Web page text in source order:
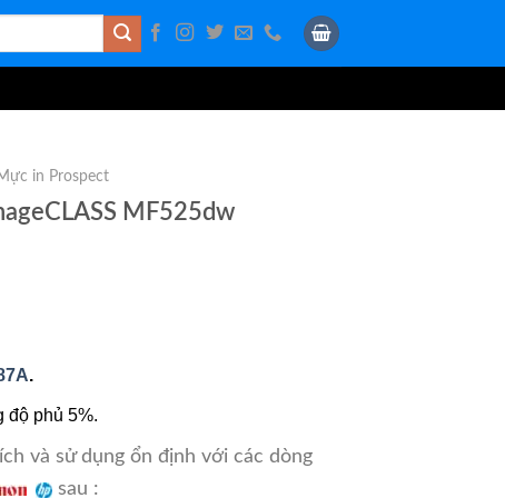
in Prospect
MF525dw
.
độ phủ 5%.
và sử dụng ổn định với các dòng
sau :